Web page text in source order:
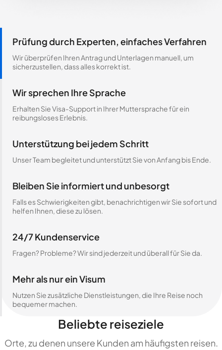
Prüfung durch Experten, einfaches Verfahren
Wir überprüfen Ihren Antrag und Unterlagen manuell, um
sicherzustellen, dass alles korrekt ist.
Wir sprechen Ihre Sprache
Erhalten Sie Visa-Support in Ihrer Muttersprache für ein
reibungsloses Erlebnis.
Unterstützung bei jedem Schritt
Unser Team begleitet und unterstützt Sie von Anfang bis Ende.
Bleiben Sie informiert und unbesorgt
Falls es Schwierigkeiten gibt, benachrichtigen wir Sie sofort und
helfen Ihnen, diese zu lösen.
24/7 Kundenservice
Fragen? Probleme? Wir sind jederzeit und überall für Sie da.
Mehr als nur ein Visum
Nutzen Sie zusätzliche Dienstleistungen, die Ihre Reise noch
bequemer machen.
Beliebte reiseziele
Orte, zu denen unsere Kunden am häufigsten reisen.